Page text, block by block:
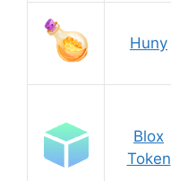
Huny
Blox
Token